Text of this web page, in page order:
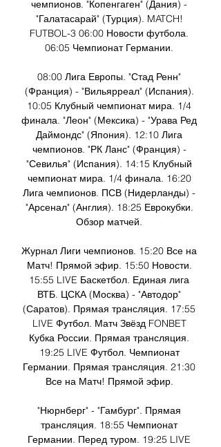
чемпионов. "Копенгаген" (Дания) -
"Галатасарай" (Турция). MATCH!
FUTBOL-3 06:00 Новости футбола.
06:05 Чемпионат Германии.
08:00 Лига Европы. "Стад Ренн"
(Франция) - "Вильярреал" (Испания).
10:05 Клубный чемпионат мира. 1/4
финала. "Леон" (Мексика) - "Урава Ред
Даймондс" (Япония). 12:10 Лига
чемпионов. "РК Ланс" (Франция) -
"Севилья" (Испания). 14:15 Клубный
чемпионат мира. 1/4 финала. 16:20
Лига чемпионов. ПСВ (Нидерланды) -
"Арсенал" (Англия). 18:25 Еврокубки.
Обзор матчей.
Журнал Лиги чемпионов. 15:20 Все на
Матч! Прямой эфир. 15:50 Новости.
15:55 LIVE Баскетбол. Единая лига
ВТБ. ЦСКА (Москва) - "Автодор"
(Саратов). Прямая трансляция. 17:55
LIVE Футбол. Матч Звёзд FONBET
Кубка России. Прямая трансляция.
19:25 LIVE Футбол. Чемпионат
Германии. Прямая трансляция. 21:30
Все на Матч! Прямой эфир.
"Нюрнберг" - "Гамбург". Прямая
трансляция. 18:55 Чемпионат
Германии. Перед туром. 19:25 LIVE